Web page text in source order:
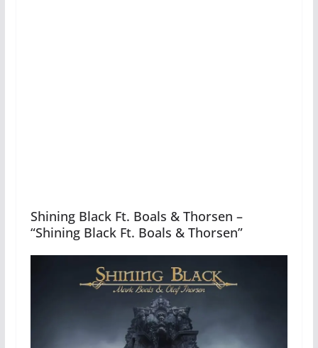
Shining Black Ft. Boals & Thorsen –
“Shining Black Ft. Boals & Thorsen”